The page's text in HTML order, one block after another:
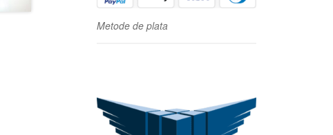
Metode de plata